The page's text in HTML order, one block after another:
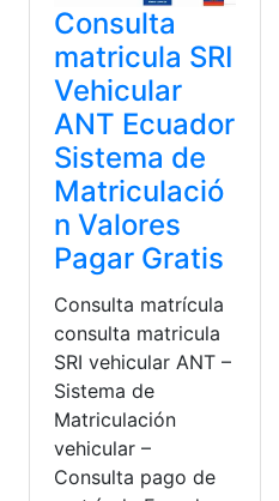
Consulta
matricula SRI
Vehicular
ANT Ecuador
Sistema de
Matriculació
n Valores
Pagar Gratis
Consulta matrícula
consulta matricula
SRI vehicular ANT –
Sistema de
Matriculación
vehicular –
Consulta pago de